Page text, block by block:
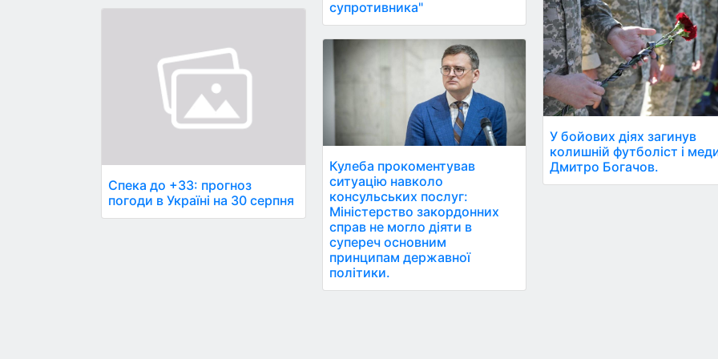
Спека до +33: прогноз
погоди в Україні на 30 серпня
супротивника"
Кулеба прокоментував
ситуацію навколо
консульських послуг:
Міністерство закордонних
справ не могло діяти в
супереч основним
принципам державної
політики.
У бойових діях загинув
колишній футболіст і
Дмитро Богачов.